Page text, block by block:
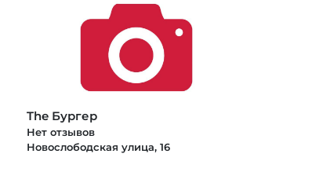
The Бургер
Нет отзывов
Новослободская улица, 16